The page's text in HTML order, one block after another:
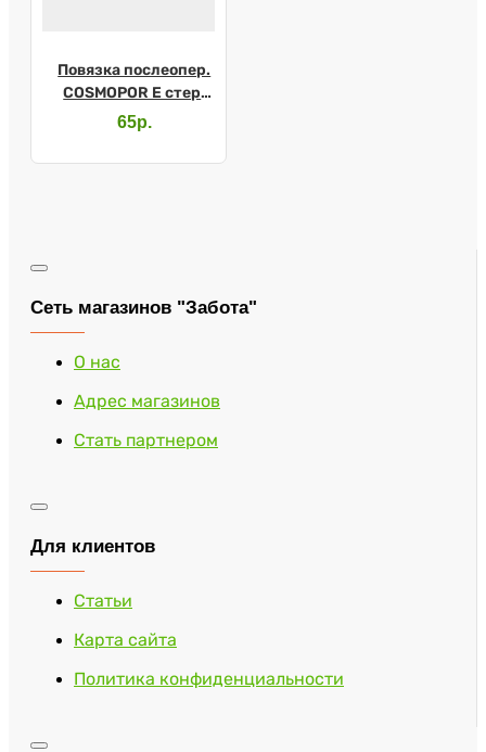
Повязка послеопер.
COSMOPOR E стер.
20х8см
65р.
Сеть магазинов "Забота"
О нас
Адрес магазинов
Стать партнером
Для клиентов
Статьи
Карта сайта
Политика конфиденциальности